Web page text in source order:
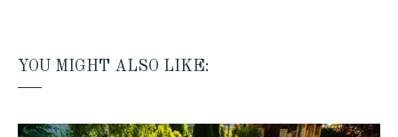
YOU MIGHT ALSO LIKE: